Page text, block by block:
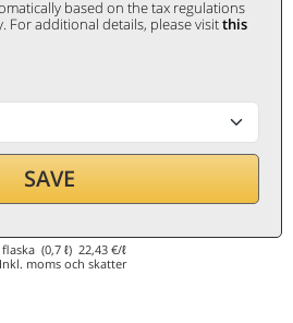
based on the tax regulations
For additional details, please visitthis
SAVE
€
flaska (0,7 ℓ)22,43 €/ℓ
Inkl. moms och skatter